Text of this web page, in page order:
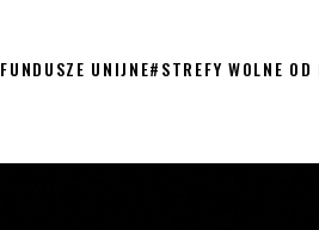
FUNDUSZE UNIJNE#STREFY WOLNE OD